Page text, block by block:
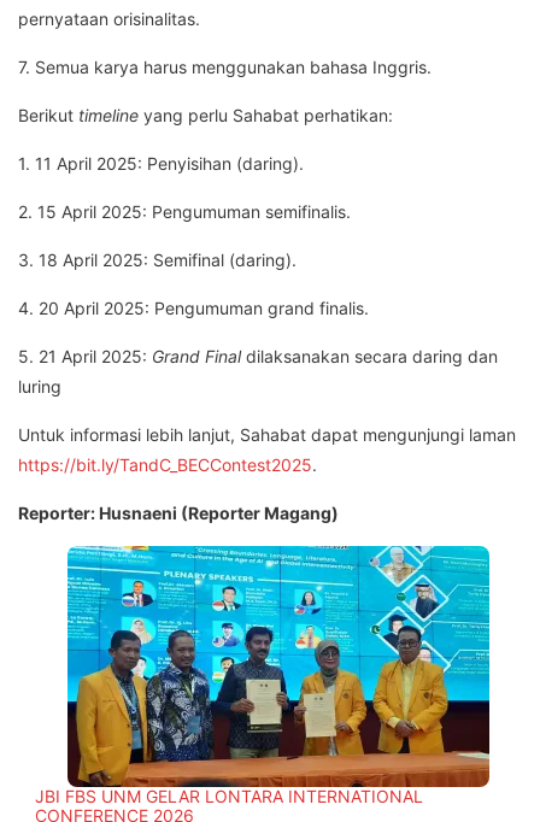
pernyataan orisinalitas.
7. Semua karya harus menggunakan bahasa Inggris.
Berikut timeline yang perlu Sahabat perhatikan:
1. 11 April 2025: Penyisihan (daring).
2. 15 April 2025: Pengumuman semifinalis.
3. 18 April 2025: Semifinal (daring).
4. 20 April 2025: Pengumuman grand finalis.
5. 21 April 2025: Grand Finaldilaksanakan secara daring dan
luring
Untuk informasi lebih lanjut, Sahabat dapat mengunjungi laman
https://bit.ly/TandC_BECContest2025.
Reporter: Husnaeni (Reporter Magang)
JBI FBS UNM GELAR LONTARA INTERNATIONAL
CONFERENCE 2026